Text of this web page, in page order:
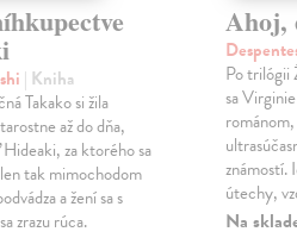
| Kniha
Takako si žila
až do dňa,
za ktorého sa
tak mimochodom
a žení sa s
zrazu rúca.
Ahoj,
Po trilógii
sa
známostí.
útechy,
Na